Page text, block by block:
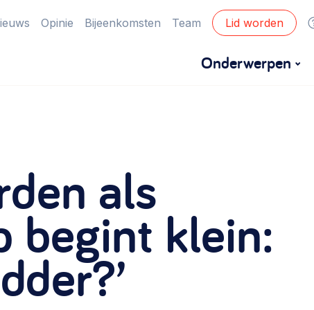
Opinie Bijeenkomsten Team Lid worden
Onderwerpen
Eigen gebouw
Huren of kopen, maatschappelijk vastgoed,
ontmoetingsplekken >
Zorgzame gemeenschappen
als
begint klein: